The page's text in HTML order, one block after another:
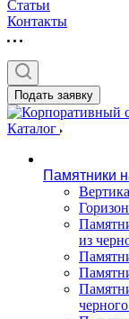
Статьи
Контакты
Подать заявку
Каталог
Памятники
из